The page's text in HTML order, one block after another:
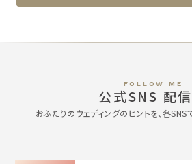
FOLLOW ME
公式SNS 配
おふたりのウェディングのヒントを、各SNS